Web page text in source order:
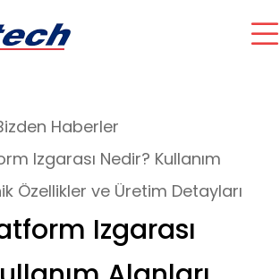
Haberler
Izgarası Nedir? Kullanım
Özellikler ve Üretim Detayları
Izgarası